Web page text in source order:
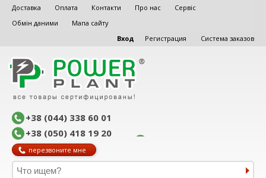
Доставка Оплата Контакти Про нас
Сервіс
Обмін даними
Мапа сайту
Вход
Регистрация Система заказов
+38 (044) 338 60 01
+38 (050) 418 19 20
перезвоните мне